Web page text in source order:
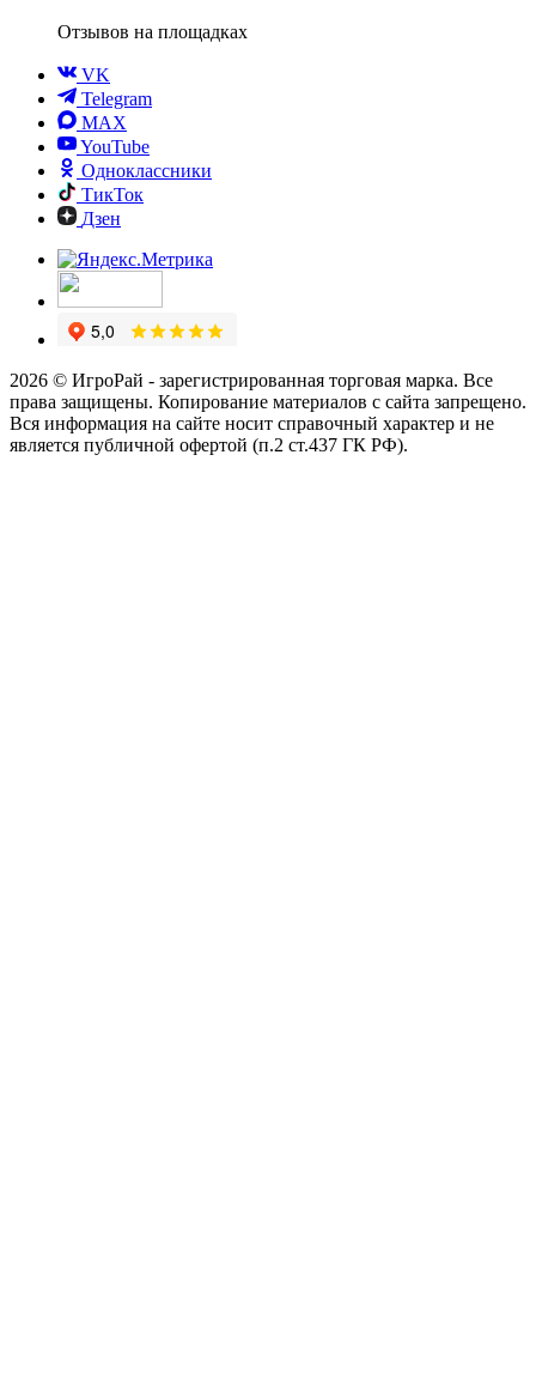
Отзывов на площадках
VK
Telegram
MAX
YouTube
Одноклассники
ТикТок
Дзен
2026 © ИгроРай - зарегистрированная торговая марка. Все
права защищены. Копирование материалов с сайта запрещено.
Вся информация на сайте носит справочный характер и не
является публичной офертой (п.2 ст.437 ГК РФ).